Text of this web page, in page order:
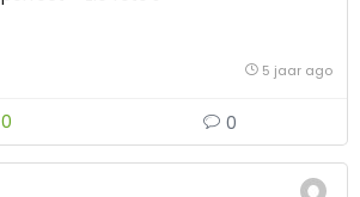
5 jaar ago
0 0